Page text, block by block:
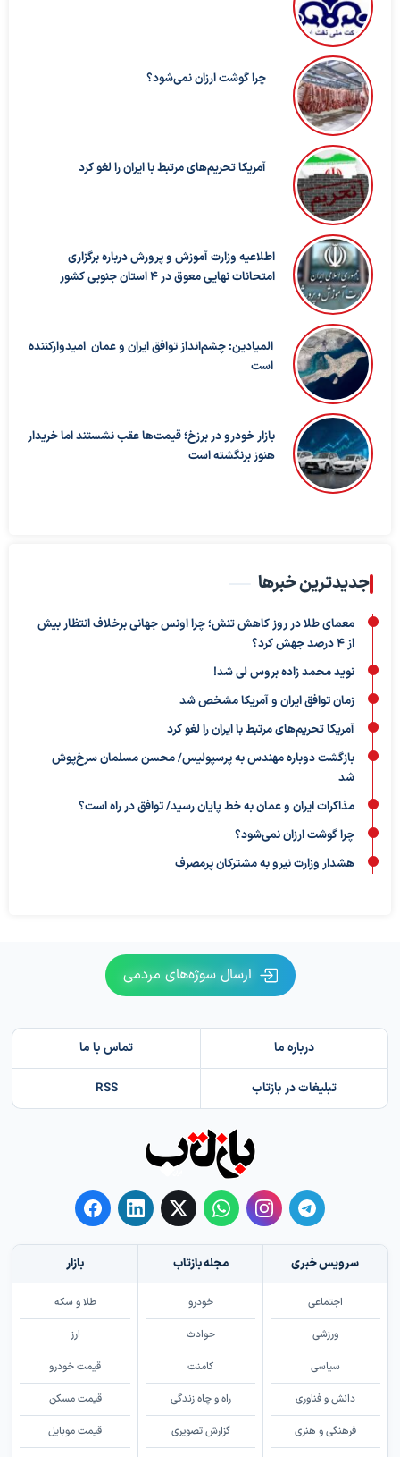
چرا گوشت ارزان نمی‌شود؟
آمریکا تحریم‌های مرتبط با ایران را لغو کرد
اطلاعیه وزارت آموزش و پرورش درباره برگزاری
امتحانات نهایی معوق در ۴ استان جنوبی کشور
المیادین: چشم‌انداز توافق ایران و عمان امیدوارکننده
است
بازار خودرو در برزخ؛ قیمت‌ها عقب نشستند اما خریدار
هنوز برنگشته است
جدیدترین خبرها
معمای طلا در روز کاهش تنش؛ چرا اونس جهانی برخلاف انتظار بیش
از ۴ درصد جهش کرد؟
نوید محمد زاده بروس لی شد!
زمان توافق ایران و آمریکا مشخص شد
آمریکا تحریم‌های مرتبط با ایران را لغو کرد
بازگشت دوباره مهندس به پرسپولیس/ محسن مسلمان سرخ‌پوش
شد
مذاکرات ایران و عمان به خط پایان رسید/ توافق در راه است؟
چرا گوشت ارزان نمی‌شود؟
هشدار وزارت نیرو به مشترکان پرمصرف
ارسال سوژه‌های مردمی
درباره ما تماس با ما
تبلیغات در بازتاب RSS
سرویس خبری
اجتماعی
ورزشی
سیاسی
دانش و فناوری
فرهنگی و هنری
مجله بازتاب
خودرو
حوادث
کامنت
راه و چاه زندگی
گزارش تصویری
بازار
طلا و سکه
ارز
قیمت خودرو
قیمت مسکن
قیمت موبایل